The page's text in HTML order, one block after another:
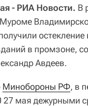
- РИА Новости. В
в промзоне,
Авдеев.
Минобороны РФ, в
27 мая дежурными